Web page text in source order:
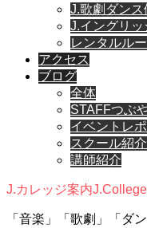
J.歌劇ダンス
J.イングリ
レンタルル
アクセス
ブログ
全体
STAFFつぶ
イベントレ
スクール紹介
講師紹介
J.カレッジ案内J.College
「音楽」「歌劇」「ダ